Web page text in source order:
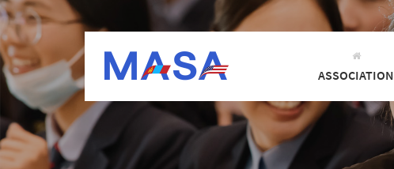
ASSOCIATION